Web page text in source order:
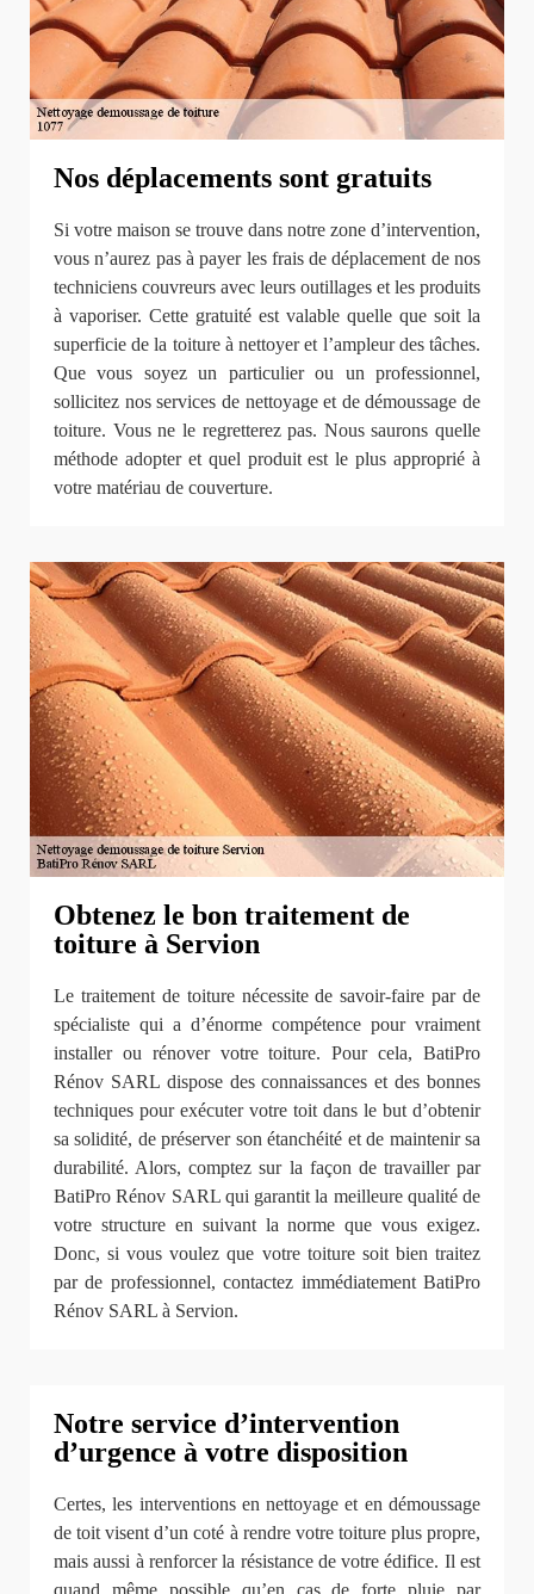
Nos déplacements sont gratuits
Si votre maison se trouve dans notre zone d’intervention,
vous n’aurez pas à payer les frais de déplacement de nos
techniciens couvreurs avec leurs outillages et les produits
à vaporiser. Cette gratuité est valable quelle que soit la
superficie de la toiture à nettoyer et l’ampleur des tâches.
Que vous soyez un particulier ou un professionnel,
sollicitez nos services de nettoyage et de démoussage de
toiture. Vous ne le regretterez pas. Nous saurons quelle
méthode adopter et quel produit est le plus approprié à
votre matériau de couverture.
Obtenez le bon traitement de
toiture à Servion
Le traitement de toiture nécessite de savoir-faire par de
spécialiste qui a d’énorme compétence pour vraiment
installer ou rénover votre toiture. Pour cela, BatiPro
Rénov SARL dispose des connaissances et des bonnes
techniques pour exécuter votre toit dans le but d’obtenir
sa solidité, de préserver son étanchéité et de maintenir sa
durabilité. Alors, comptez sur la façon de travailler par
BatiPro Rénov SARL qui garantit la meilleure qualité de
votre structure en suivant la norme que vous exigez.
Donc, si vous voulez que votre toiture soit bien traitez
par de professionnel, contactez immédiatement BatiPro
Rénov SARL à Servion.
Notre service d’intervention
d’urgence à votre disposition
Certes, les interventions en nettoyage et en démoussage
de toit visent d’un coté à rendre votre toiture plus propre,
mais aussi à renforcer la résistance de votre édifice. Il est
quand même possible qu’en cas de forte pluie par